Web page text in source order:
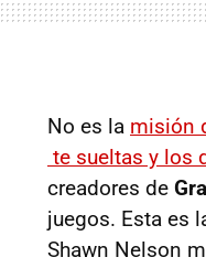
No es la misión
te sueltas y los
creadores de
juegos. Esta es
Shawn Nelson